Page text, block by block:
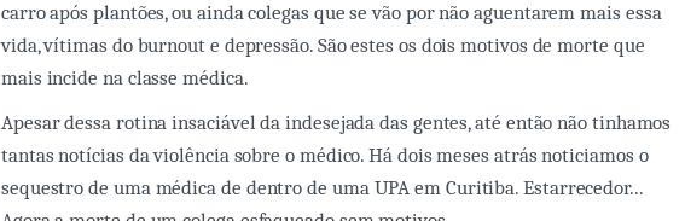
carro após plantões, ou ainda colegas que se vão por não aguentarem mais essa
vida, vítimas do burnout e depressão. São estes os dois motivos de morte que
mais incide na classe médica.
Apesar dessa rotina insaciável da indesejada das gentes, até então não tinhamos
tantas notícias da violência sobre o médico. Há dois meses atrás noticiamos o
sequestro de uma médica de dentro de uma UPA em Curitiba. Estarrecedor...